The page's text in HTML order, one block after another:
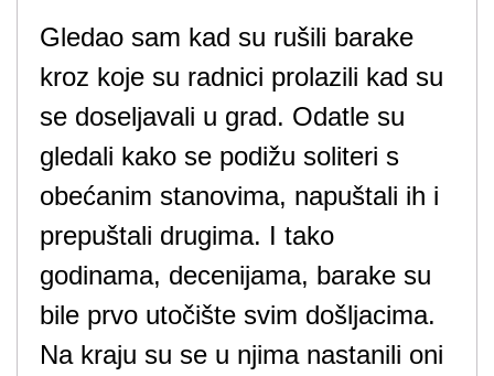
Gledao sam kad su rušili barake
kroz koje su radnici prolazili kad su
se doseljavali u grad. Odatle su
gledali kako se podižu soliteri s
obećanim stanovima, napuštali ih i
prepuštali drugima. I tako
godinama, decenijama, barake su
bile prvo utočište svim došljacima.
Na kraju su se u njima nastanili oni